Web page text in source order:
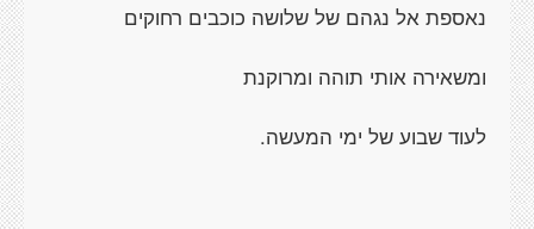
נאספת אל נגהם של שלושה כוכבים רחוקים
ומשאירה אותי תוהה ומרוקנת
לעוד שבוע של ימי המעשה.